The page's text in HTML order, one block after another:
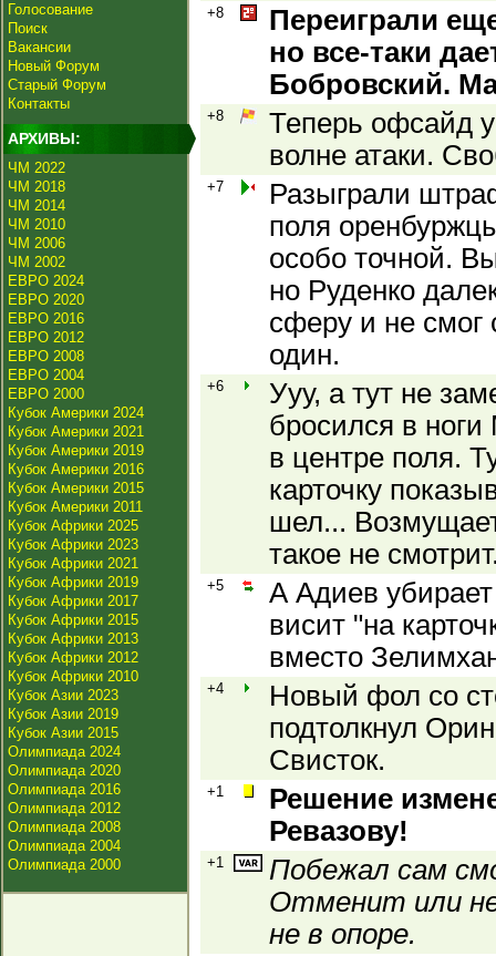
Голосование
Поиск
Вакансии
Новый Форум
Старый Форум
Контакты
АРХИВЫ:
ЧМ 2022
ЧМ 2018
ЧМ 2014
ЧМ 2010
ЧМ 2006
ЧМ 2002
ЕВРО 2024
ЕВРО 2020
ЕВРО 2016
ЕВРО 2012
ЕВРО 2008
ЕВРО 2004
ЕВРО 2000
Кубок Америки 2024
Кубок Америки 2021
Кубок Америки 2019
Кубок Америки 2016
Кубок Америки 2015
Кубок Америки 2011
Кубок Африки 2025
Кубок Африки 2023
Кубок Африки 2021
Кубок Африки 2019
Кубок Африки 2017
Кубок Африки 2015
Кубок Африки 2013
Кубок Африки 2012
Кубок Африки 2010
Кубок Азии 2023
Кубок Азии 2019
Кубок Азии 2015
Олимпиада 2024
Олимпиада 2020
Олимпиада 2016
Олимпиада 2012
Олимпиада 2008
Олимпиада 2004
Олимпиада 2000
+8
Переиграли
но все-таки
Бобровский.
+8
Теперь офсайд
волне атаки.
+7
Разыграли
поля
особо точной.
но Руденко
сферу и не смог
один.
+6
Ууу, а тут не
бросился в ноги
в центре поля.
карточку
шел...
такое не
+5
А Адиев
висит "на
вместо
+4
Новый фол со
подтолкнул
Свисток.
+1
Решение
Ревазову!
+1
Побежал сам
Отменит или
не в опоре.